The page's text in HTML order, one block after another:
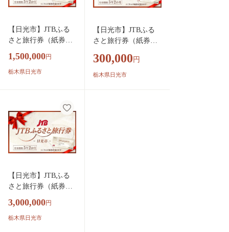
【日光市】JTBふる
さと旅行券（紙券）4
トラベル 旅行 宿泊
クーポン 世界遺産
中禅寺湖 霧降高原
華厳の滝 鬼怒川温泉
湯西川温泉 川治温泉
いろは坂 紅葉 絶景
金谷ホテル ふふ日光
答 プレゼント お祝
い 記念 栃木県 日光
市 有効期間5年
1,500,000円
栃木県日光市
【日光市】JTBふる
さと旅行券（紙券）9
ラベル 旅行 宿泊 ク
ーポン 世界遺産 日光
300,000 円
栃木県日光市
【日光市】JTBふる
さと旅行券（紙券）9
トラベル 旅行 宿泊
クーポン 世界遺産
3,000,000円
栃木県日光市